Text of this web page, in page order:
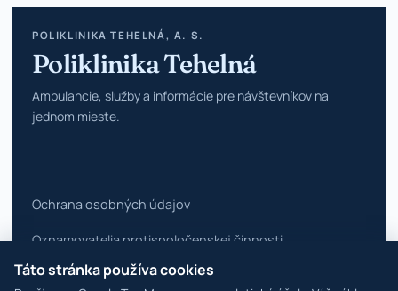
Táto stránka používa cookies
POLIKLINIKA TEHELNÁ, A. S.
Poliklinika Tehelná
Ambulancie, služby a informácie pre návštevníkov na
jednom mieste.
Ochrana osobných údajov
Oznamovatelia protispoločenskej činnosti
Vyhlásenie o prístupnosti